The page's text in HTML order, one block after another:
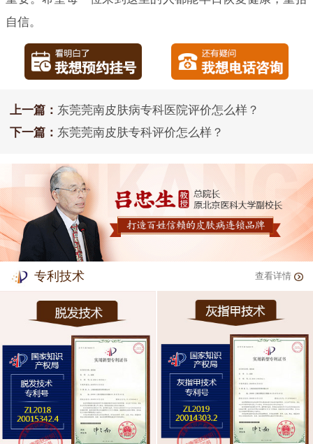
自信。
上一篇： 东莞莞南皮肤病专科医院评价怎么样？
下一篇： 东莞莞南皮肤专科评价怎么样？
专利技术 查看详情